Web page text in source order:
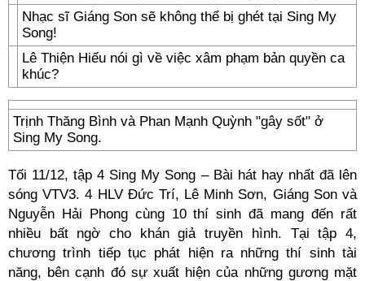
Nhạc sĩ Giáng Son sẽ không thể bị ghét tại Sing My
Song!
Lê Thiện Hiếu nói gì về việc xâm phạm bản quyền ca
khúc?
Trịnh Thăng Bình và Phan Mạnh Quỳnh "gây sốt" ở
Sing My Song.
Tối 11/12, tập 4 Sing My Song – Bài hát hay nhất đã lên
sóng VTV3. 4 HLV Đức Trí, Lê Minh Sơn, Giáng Son và
Nguyễn Hải Phong cùng 10 thí sinh đã mang đến rất
nhiều bất ngờ cho khán giả truyền hình. Tại tập 4,
chương trình tiếp tục phát hiện ra những thí sinh tài
năng, bên cạnh đó sự xuất hiện của những gương mặt